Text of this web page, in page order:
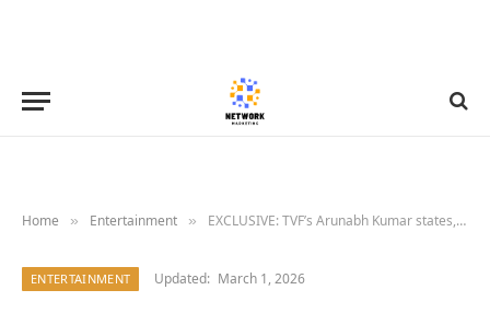
Home » Entertainment » EXCLUSIVE: TVF’s Arunabh Kumar states, “Background of students portrayed in Hello Bachhon is going to completely surprise and astound people” : Bollywood News – Bollywood Hungama
ENTERTAINMENT Updated: March 1, 2026